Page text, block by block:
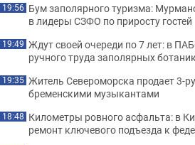
19:56 Бум заполярного туризма:
в лидеры СЗФО по приросту гостей
19:49 Ждут своей очереди по 7 лет: в
ручного труда заполярных
19:35 Житель Североморска продает 3-
бременскими музыкантами
18:48 Километры ровного асфальта: в
ремонт ключевого подъезда к